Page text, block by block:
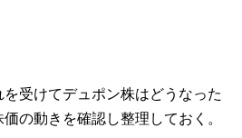
受けてデュポン株はどうなった
の動きを確認し整理しておく。